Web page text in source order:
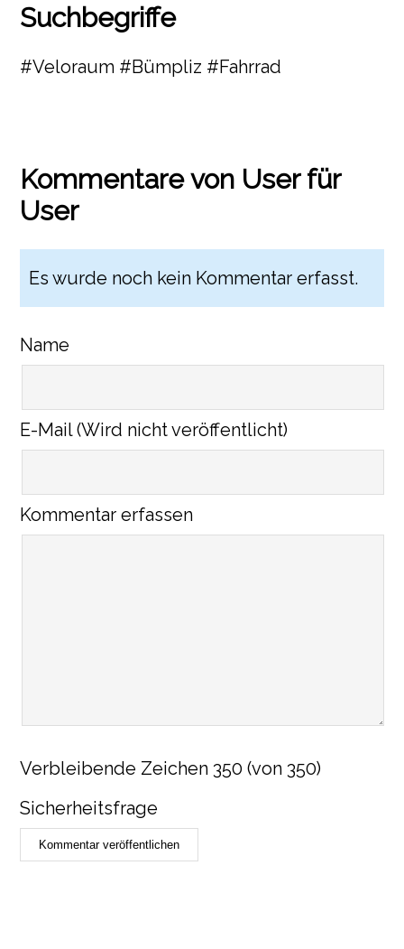
Suchbegriffe
#Veloraum #Bümpliz #Fahrrad
Kommentare von User für
User
Es wurde noch kein Kommentar erfasst.
Name
E-Mail (Wird nicht veröffentlicht)
Kommentar erfassen
Verbleibende Zeichen 350 (von 350)
Sicherheitsfrage
Kommentar veröffentlichen